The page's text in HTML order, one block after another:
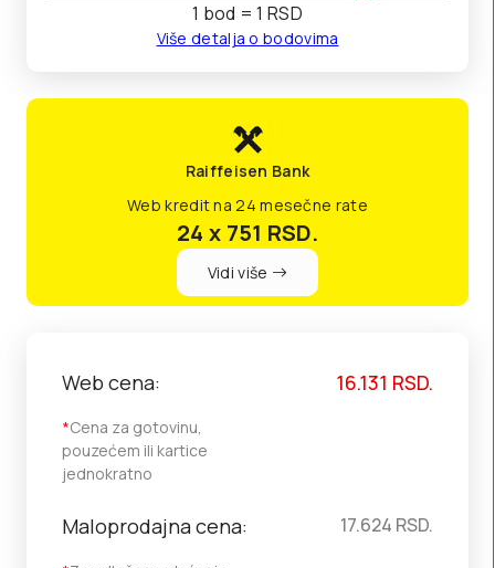
1 bod = 1 RSD
Više detalja o bodovima
Raiffeisen Bank
Web kredit na 24 mesečne rate
24 x 751 RSD.
Vidi više
Web cena:
*Cena za gotovinu,
pouzećem ili kartice
jednokratno
16.131 RSD.
Maloprodajna cena: 17.624 RSD.